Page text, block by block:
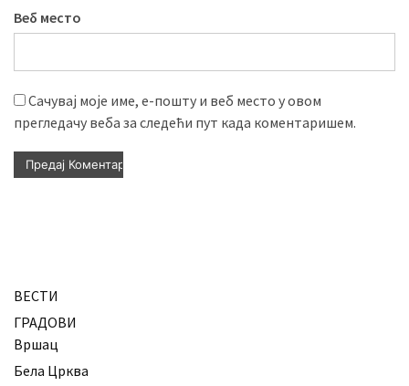
Веб место
Сачувај моје име, е-пошту и веб место у овом
прегледачу веба за следећи пут када коментаришем.
ВЕСТИ
ГРАДОВИ
Вршац
Бела Црква